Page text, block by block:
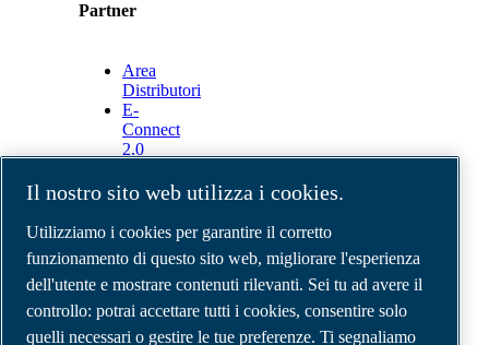
Partner
Area
Distributori
E-
Connect
2.0
Portal
Media
Gallery
©2026 Compressori d'aria ABAC
Note legali e privacy
Modulo resi
Il nostro sito web utilizza i cookies.
Utilizziamo i cookies per garantire il corretto
funzionamento di questo sito web, migliorare l'esperienza
dell'utente e mostrare contenuti rilevanti. Sei tu ad avere il
controllo: potrai accettare tutti i cookies, consentire solo
quelli necessari o gestire le tue preferenze. Ti segnaliamo